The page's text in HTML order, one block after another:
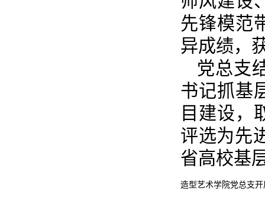
先锋模范
异成绩，
党总支
书记抓基
目建设，
评选为先
省高校基
造型艺术学院党总支